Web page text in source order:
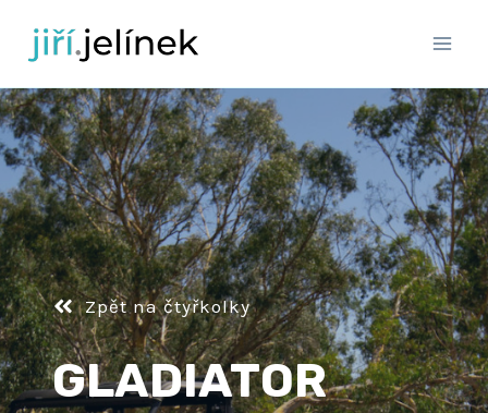
obsah
Zpět na čtyřkolky
GLADIATOR